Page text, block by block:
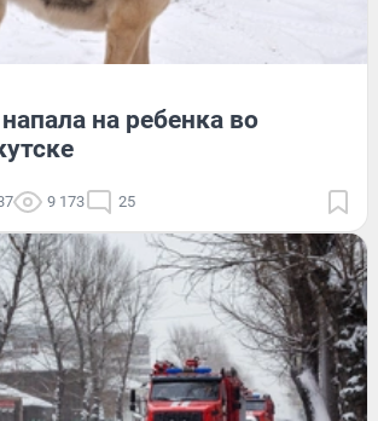
на ребенка во
9 173 25